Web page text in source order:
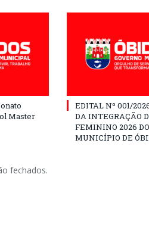
Master
EDITAL Nº 001/
DA INTEGRAÇÃO
FEMININO 2026 DO
MUNICÍPIO DE
fechados.